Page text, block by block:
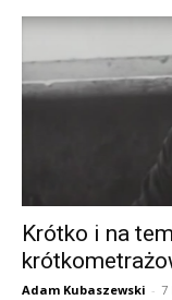
Krótko i na
Adam Kubaszewski - 7